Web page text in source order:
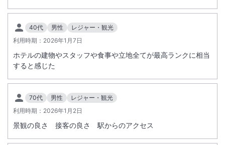
40代 男性
レジャー・観光
利用時期： 2026年1月7日
ホテルの建物やスタッフや食事や立地全てが最高ランクに相当
すると感じた
70代 男性
レジャー・観光
利用時期： 2026年1月2日
景観の良さ 接客の良さ 駅からのアクセス